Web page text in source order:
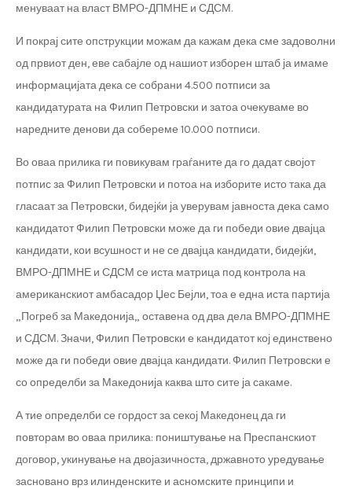
менуваат на власт ВМРО-ДПМНЕ и СДСМ.
И покрај сите опструкции можам да кажам дека сме задоволни
од првиот ден, еве сабајле од нашиот изборен штаб ја имаме
информацијата дека се собрани 4.500 потписи за
кандидатурата на Филип Петровски и затоа очекуваме во
наредните денови да собереме 10.000 потписи.
Во оваа прилика ги повикувам граѓаните да го дадат својот
потпис за Филип Петровски и потоа на изборите исто така да
гласаат за Петровски, бидејќи ја уверувам јавноста дека само
кандидатот Филип Петровски може да ги победи овие двајца
кандидати, кои всушност и не се двајца кандидати, бидејќи,
ВМРО-ДПМНЕ и СДСМ се иста матрица под контрола на
американскиот амбасадор Џес Бејли, тоа е една иста партија
„Погреб за Македонија„ оставена од два дела ВМРО-ДПМНЕ
и СДСМ. Значи, Филип Петровски е кандидатот кој единствено
може да ги победи овие двајца кандидати. Филип Петровски е
со определби за Македонија каква што сите ја сакаме.
А тие определби се гордост за секој Македонец да ги
повторам во оваа прилика: поништување на Преспанскиот
договор, укинување на двојазичноста, државното уредување
засновано врз илинденските и асномските принципи и